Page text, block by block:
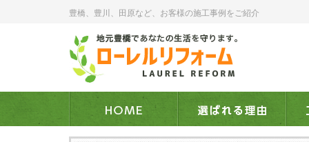
豊橋、豊川、田原など、お客様の施工事例をご紹介